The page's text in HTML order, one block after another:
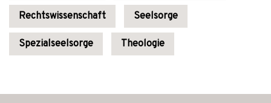
Rechtswissenschaft Seelsorge
Spezialseelsorge Theologie